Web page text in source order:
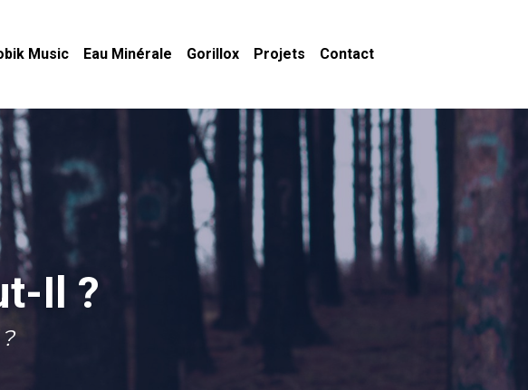
Music Eau Minérale Gorillox Projets Contact
Il ?